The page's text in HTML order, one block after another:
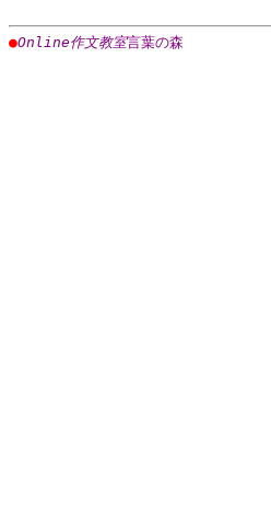
●Online作文教室言葉の森